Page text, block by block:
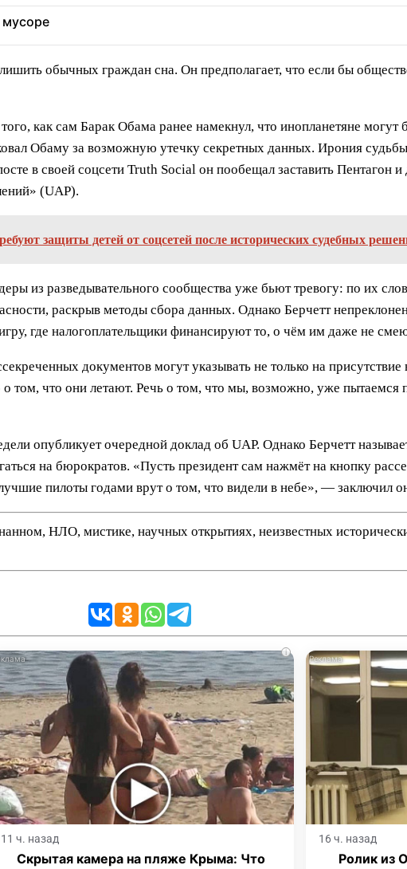
мусоре
обычных граждан сна. Он предполагает, что если бы
как сам Барак Обама ранее намекнул, что инопланетяне
Обаму за возможную утечку секретных данных. Ирония
в своей соцсети Truth Social он пообещал заставить Пентагон и
(UAP).
защиты детей от соцсетей после исторических судебных
из разведывательного сообщества уже бьют тревогу: по их
раскрыв методы сбора данных. Однако Берчетт
где налогоплательщики финансируют то, о чём им даже не
документов могут указывать не только на
том, что они летают. Речь о том, что мы, возможно, уже
опубликует очередной доклад об UAP. Однако Берчетт
на бюрократов. «Пусть президент сам нажмёт на кнопку
пилоты годами врут о том, что видели в небе», — заключил
НЛО, мистике, научных открытиях, неизвестных
i
11 ч. назад
Скрытая камера на пляже Крыма: Что
16 ч. назад
Ролик из